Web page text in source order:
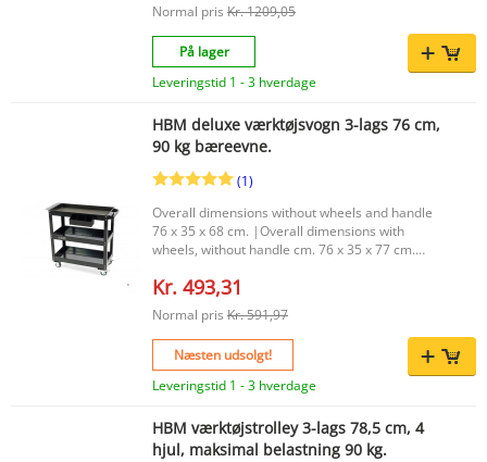
Normal pris Kr. 1209,05
På lager
Leveringstid 1 - 3 hverdage
HBM deluxe værktøjsvogn 3-lags 76 cm,
90 kg bæreevne.
(1)
Overall dimensions without wheels and handle
76 x 35 x 68 cm. |Overall dimensions with
wheels, without handle cm. 76 x 35 x 77 cm.
|Height distance between the bottom and
the middle and top floor 30 cm. |Dimensions of
the screwdriver rack 35 x 5,5 cm. |Dimensions of
the wheels 75 x 25 mm. |
Kr. 493,31
Normal pris Kr. 591,97
Næsten udsolgt!
Leveringstid 1 - 3 hverdage
HBM værktøjstrolley 3-lags 78,5 cm, 4
hjul, maksimal belastning 90 kg.